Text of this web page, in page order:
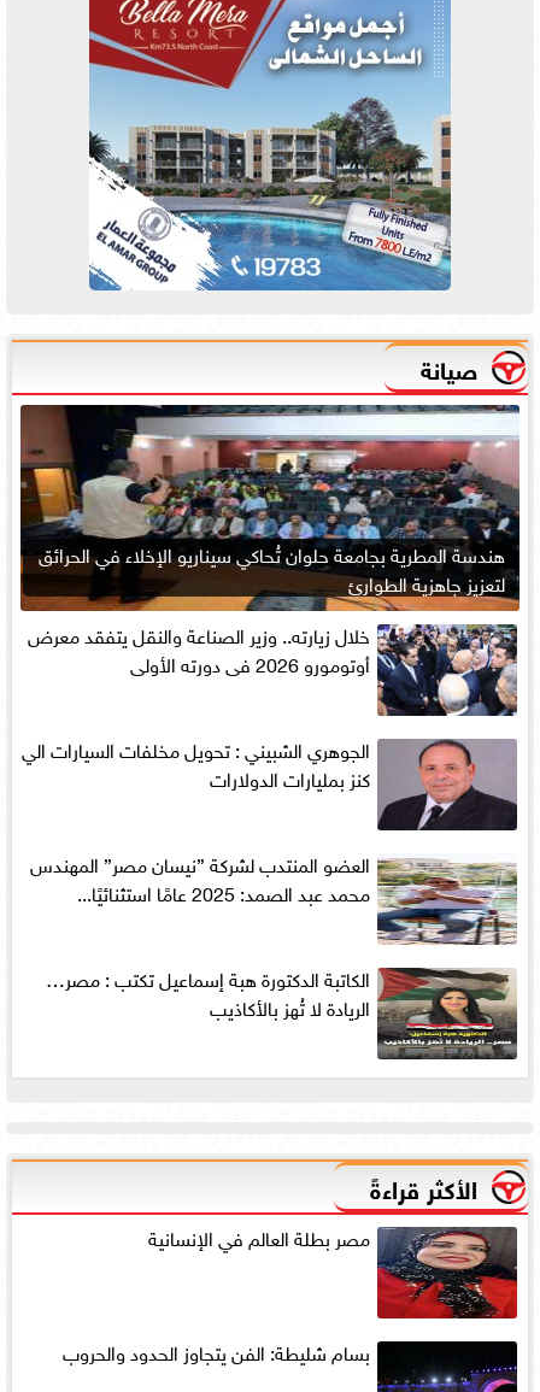
صيانة
هندسة المطرية بجامعة حلوان تُحاكي سيناريو الإخلاء في الحرائق
لتعزيز جاهزية الطوارئ
خلال زيارته.. وزير الصناعة والنقل يتفقد معرض
أوتومورو 2026 فى دورته الأولى
الجوهري الشبيني : تحويل مخلفات السيارات الي
كنز بمليارات الدولارات
العضو المنتدب لشركة ”نيسان مصر” المهندس
محمد عبد الصمد: 2025 عامًا استثنائيًا...
الكاتبة الدكتورة هبة إسماعيل تكتب : مصر…
الريادة لا تُهز بالأكاذيب
الأكثر قراءةً
مصر بطلة العالم في الإنسانية
بسام شليطة: الفن يتجاوز الحدود والحروب